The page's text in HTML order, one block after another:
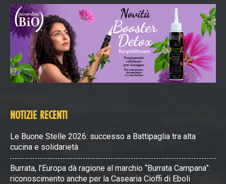
NOTIZIE RECENTI
Le Buone Stelle 2026: successo a Battipaglia tra alta
cucina e solidarietà
Burrata, l’Europa dà ragione al marchio “Burrata Campana”:
riconoscimento anche per la Casearia Cioffi di Eboli